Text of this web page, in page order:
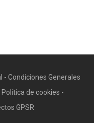
- Condiciones Generales
Política de cookies -
GPSR